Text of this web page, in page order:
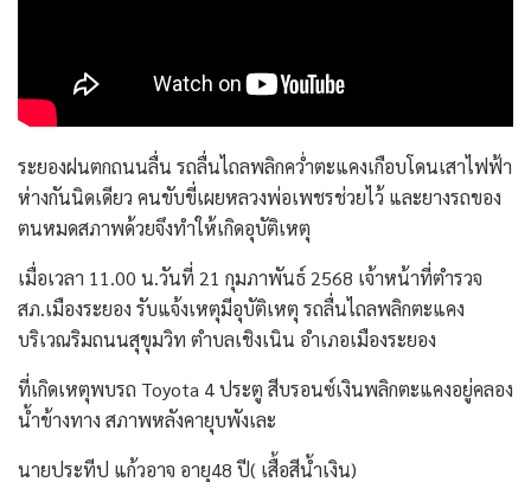
ระยองฝนตกถนนลื่น รถลื่นไถลพลิกคว่ำตะแคงเกือบโดนเสาไฟฟ้า
ห่างกันนิดเดียว คนขับขี่เผยหลวงพ่อเพชรช่วยไว้ และยางรถของ
ตนหมดสภาพด้วยจึงทำให้เกิดอุบัติเหตุ
เมื่อเวลา 11.00 น.วันที่ 21 กุมภาพันธ์ 2568 เจ้าหน้าที่ตำรวจ
สภ.เมืองระยอง รับแจ้งเหตุมีอุบัติเหตุ รถลื่นไถลพลิกตะแคง
บริเวณริมถนนสุขุมวิท ตำบลเชิงเนิน อำเภอเมืองระยอง
ที่เกิดเหตุพบรถ Toyota 4 ประตู สีบรอนซ์เงินพลิกตะแคงอยู่คลอง
น้ำข้างทาง สภาพหลังคายุบพังเละ
นายประทีป แก้วอาจ อายุ48 ปี( เสื้อสีน้ำเงิน)